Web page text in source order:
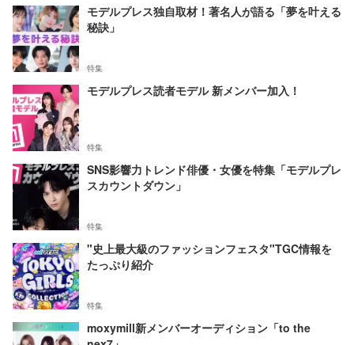
モデルプレス独自取材！著名人が語る「夢を叶える
秘訣」
特集
モデルプレス読者モデル 新メンバー加入！
特集
SNS影響力トレンド俳優・女優を特集「モデルプレ
スカウントダウン」
特集
"史上最大級のファッションフェスタ"TGC情報を
たっぷり紹介
特集
moxymill新メンバーオーディション「to the